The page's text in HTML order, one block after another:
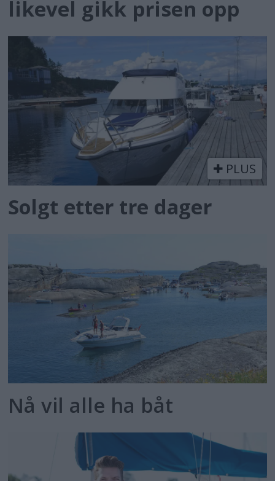
likevel gikk prisen opp
PLUS
Solgt etter tre dager
Nå vil alle ha båt